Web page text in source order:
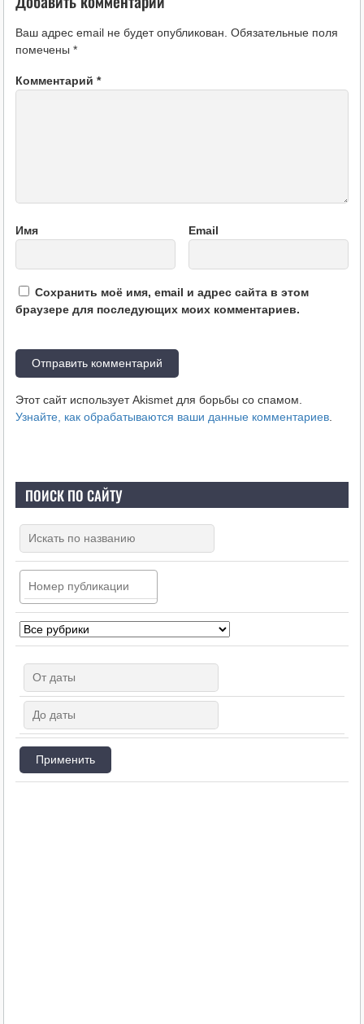
Ваш адрес email не будет опубликован. Обязательные поля
помечены *
Комментарий *
Имя Email
Сохранить моё имя, email и адрес сайта в этом
браузере для последующих моих комментариев.
Этот сайт использует Akismet для борьбы со спамом.
Узнайте, как обрабатываются ваши данные комментариев.
ПОИСК ПО САЙТУ